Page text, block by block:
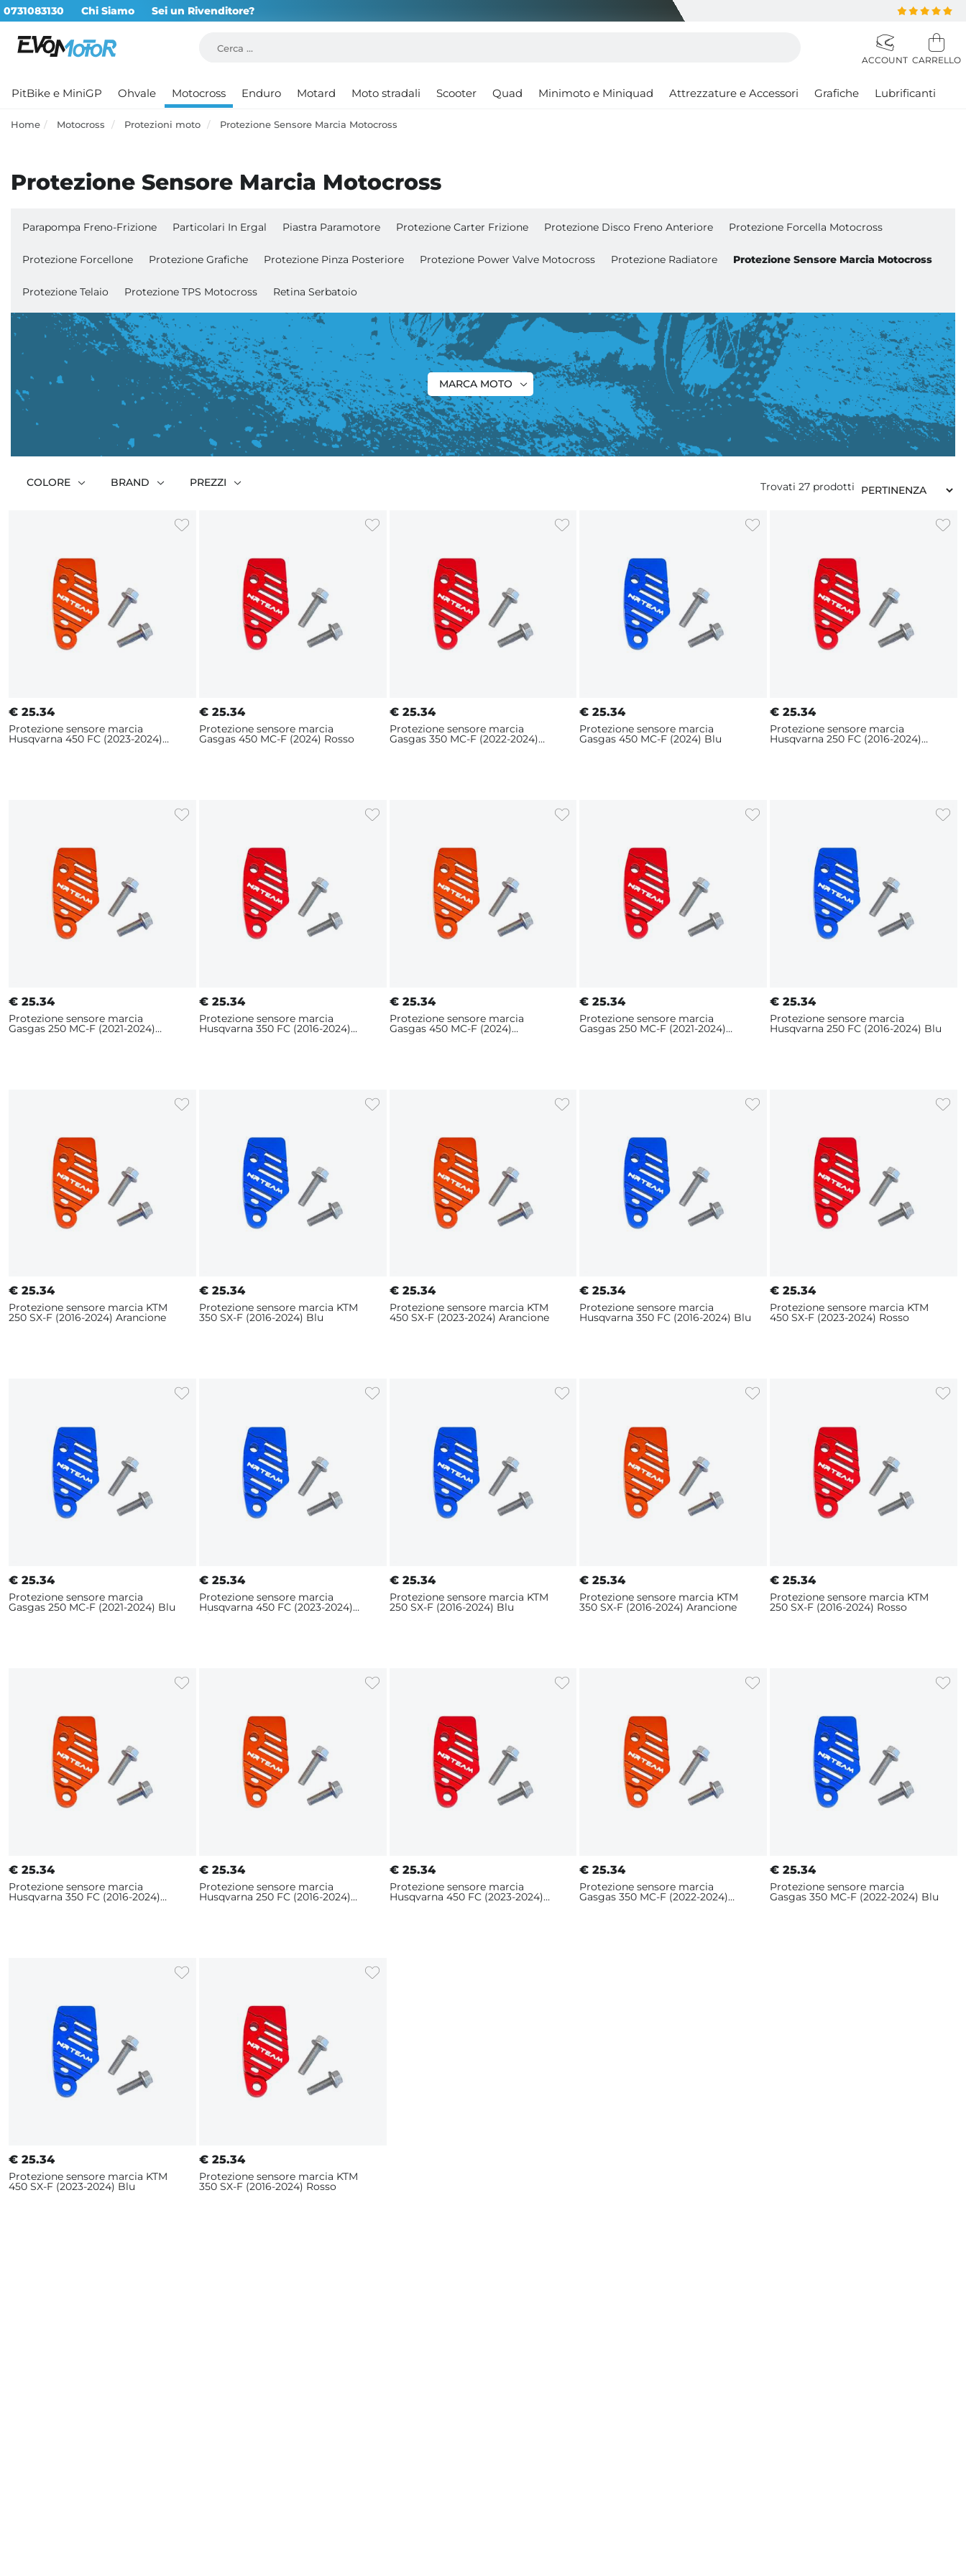
0731083130 Chi Siamo Sei un Rivenditore?
PitBike e MiniGP Ohvale Motocross Enduro Motard Moto stradali Scooter Quad Minimoto e Miniquad Attrezzature e Accessori Grafiche Lubrificanti
Home Motocross Protezioni moto Protezione Sensore Marcia Motocross
Protezione Sensore Marcia Motocross
Parapompa Freno-Frizione Particolari In Ergal Piastra Paramotore Protezione Carter Frizione Protezione Disco Freno Anteriore Protezione Forcella Motocross
Protezione Forcellone Protezione Grafiche Protezione Pinza Posteriore Protezione Power Valve Motocross Protezione Radiatore Protezione Sensore Marcia Motocross
Protezione Telaio Protezione TPS Motocross Retina Serbatoio
MARCA MOTO
COLORE BRAND PREZZI Trovati 27 prodotti
€ 25.34
Protezione sensore marcia
Husqvarna 450 FC (2023-2024)
Arancione
€ 25.34
Protezione sensore marcia
Gasgas 450 MC-F (2024) Rosso
€ 25.34
Protezione sensore marcia
Gasgas 350 MC-F (2022-2024)
Rosso
€ 25.34
Protezione sensore marcia
Gasgas 450 MC-F (2024) Blu
€ 25.34
Protezione sensore marcia
Husqvarna 250 FC (2016-2024)
Rosso
€ 25.34
Protezione sensore marcia
Gasgas 250 MC-F (2021-2024)
Arancione
€ 25.34
Protezione sensore marcia
Husqvarna 350 FC (2016-2024)
Rosso
€ 25.34
Protezione sensore marcia
Gasgas 450 MC-F (2024)
Arancione
€ 25.34
Protezione sensore marcia
Gasgas 250 MC-F (2021-2024)
Rosso
€ 25.34
Protezione sensore marcia
Husqvarna 250 FC (2016-2024) Blu
€ 25.34
Protezione sensore marcia KTM
250 SX-F (2016-2024) Arancione
€ 25.34
Protezione sensore marcia KTM
350 SX-F (2016-2024) Blu
€ 25.34
Protezione sensore marcia KTM
450 SX-F (2023-2024) Arancione
€ 25.34
Protezione sensore marcia
Husqvarna 350 FC (2016-2024) Blu
€ 25.34
Protezione sensore marcia KTM
450 SX-F (2023-2024) Rosso
€ 25.34
Protezione sensore marcia
Gasgas 250 MC-F (2021-2024) Blu
€ 25.34
Protezione sensore marcia
Husqvarna 450 FC (2023-2024)
Blu
€ 25.34
Protezione sensore marcia KTM
250 SX-F (2016-2024) Blu
€ 25.34
Protezione sensore marcia KTM
350 SX-F (2016-2024) Arancione
€ 25.34
Protezione sensore marcia KTM
250 SX-F (2016-2024) Rosso
€ 25.34
Protezione sensore marcia
Husqvarna 350 FC (2016-2024)
Arancione
€ 25.34
Protezione sensore marcia
Husqvarna 250 FC (2016-2024)
Arancione
€ 25.34
Protezione sensore marcia
Husqvarna 450 FC (2023-2024)
Rosso
€ 25.34
Protezione sensore marcia
Gasgas 350 MC-F (2022-2024)
Arancione
€ 25.34
Protezione sensore marcia
Gasgas 350 MC-F (2022-2024) Blu
€ 25.34
Protezione sensore marcia KTM
450 SX-F (2023-2024) Blu
€ 25.34
Protezione sensore marcia KTM
350 SX-F (2016-2024) Rosso